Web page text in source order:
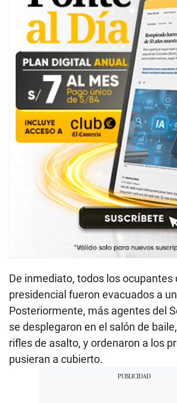
De inmediato, todos los ocupantes
presidencial fueron evacuados a
Posteriormente, más agentes del
se desplegaron en el salón de
rifles de asalto, y ordenaron a los
pusieran a cubierto.